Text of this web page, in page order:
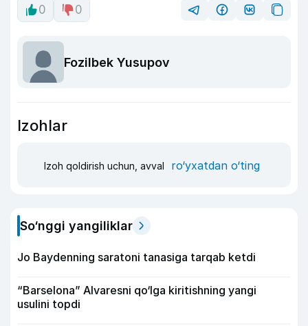
0 0
Fozilbek Yusupov
Izohlar
Izoh qoldirish uchun, avval ro‘yxatdan o‘ting
So‘nggi yangiliklar
Jo Baydenning saratoni tanasiga tarqab ketdi
“Barselona” Alvaresni qo‘lga kiritishning yangi
usulini topdi